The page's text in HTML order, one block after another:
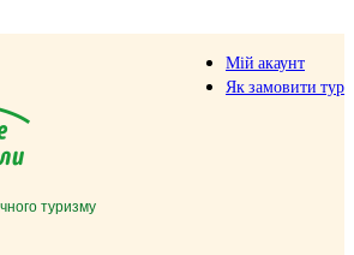
Мій акаунт
Як замовити тур
туризму